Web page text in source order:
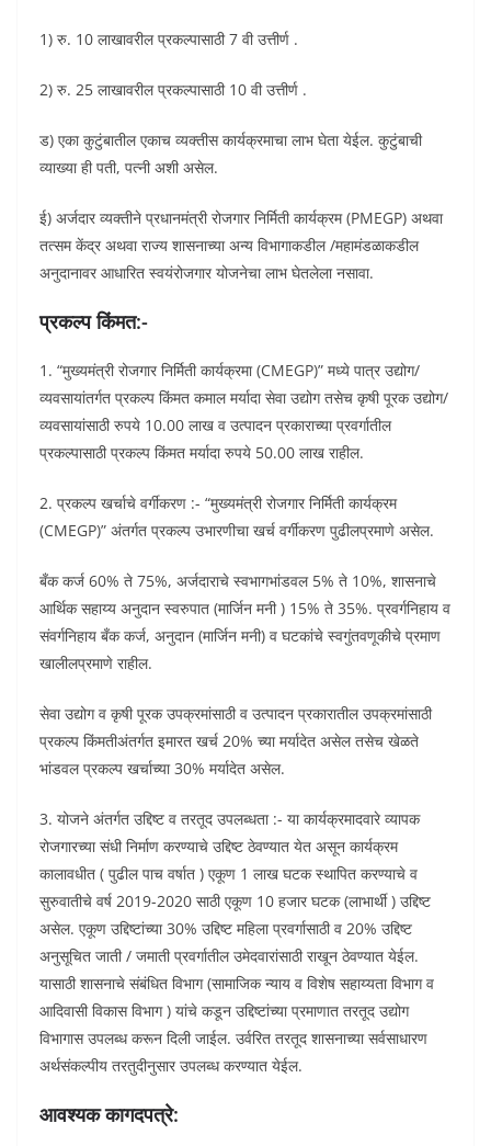
1) रु. 10 लाखावरील प्रकल्पासाठी 7 वी उत्तीर्ण .
2) रु. 25 लाखावरील प्रकल्पासाठी 10 वी उत्तीर्ण .
ड) एका कुटुंबातील एकाच व्यक्तीस कार्यक्रमाचा लाभ घेता येईल. कुटुंबाची
व्याख्या ही पती, पत्नी अशी असेल.
ई) अर्जदार व्यक्तीने प्रधानमंत्री रोजगार निर्मिती कार्यक्रम (PMEGP) अथवा
तत्सम केंद्र अथवा राज्य शासनाच्या अन्य विभागाकडील /महामंडळाकडील
अनुदानावर आधारित स्वयंरोजगार योजनेचा लाभ घेतलेला नसावा.
प्रकल्प किंमत:-
1. “मुख्यमंत्री रोजगार निर्मिती कार्यक्रमा (CMEGP)” मध्ये पात्र उद्योग/
व्यवसायांतर्गत प्रकल्प किंमत कमाल मर्यादा सेवा उद्योग तसेच कृषी पूरक उद्योग/
व्यवसायांसाठी रुपये 10.00 लाख व उत्पादन प्रकाराच्या प्रवर्गातील
प्रकल्पासाठी प्रकल्प किंमत मर्यादा रुपये 50.00 लाख राहील.
2. प्रकल्प खर्चाचे वर्गीकरण :- “मुख्यमंत्री रोजगार निर्मिती कार्यक्रम
(CMEGP)” अंतर्गत प्रकल्प उभारणीचा खर्च वर्गीकरण पुढीलप्रमाणे असेल.
बँक कर्ज 60% ते 75%, अर्जदाराचे स्वभागभांडवल 5% ते 10%, शासनाचे
आर्थिक सहाय्य अनुदान स्वरुपात (मार्जिन मनी ) 15% ते 35%. प्रवर्गनिहाय व
संवर्गनिहाय बँक कर्ज, अनुदान (मार्जिन मनी) व घटकांचे स्वगुंतवणूकीचे प्रमाण
खालीलप्रमाणे राहील.
सेवा उद्योग व कृषी पूरक उपक्रमांसाठी व उत्पादन प्रकारातील उपक्रमांसाठी
प्रकल्प किंमतीअंतर्गत इमारत खर्च 20% च्या मर्यादेत असेल तसेच खेळते
भांडवल प्रकल्प खर्चाच्या 30% मर्यादेत असेल.
3. योजने अंतर्गत उद्दिष्ट व तरतूद उपलब्धता :- या कार्यक्रमादवारे व्यापक
रोजगारच्या संधी निर्माण करण्याचे उद्दिष्ट ठेवण्यात येत असून कार्यक्रम
कालावधीत ( पुढील पाच वर्षात ) एकूण 1 लाख घटक स्थापित करण्याचे व
सुरुवातीचे वर्ष 2019-2020 साठी एकूण 10 हजार घटक (लाभार्थी ) उद्दिष्ट
असेल. एकूण उद्दिष्टांच्या 30% उद्दिष्ट महिला प्रवर्गासाठी व 20% उद्दिष्ट
अनुसूचित जाती / जमाती प्रवर्गातील उमेदवारांसाठी राखून ठेवण्यात येईल.
यासाठी शासनाचे संबंधित विभाग (सामाजिक न्याय व विशेष सहाय्यता विभाग व
आदिवासी विकास विभाग ) यांचे कडून उद्दिष्टांच्या प्रमाणात तरतूद उद्योग
विभागास उपलब्ध करून दिली जाईल. उर्वरित तरतूद शासनाच्या सर्वसाधारण
अर्थसंकल्पीय तरतुदीनुसार उपलब्ध करण्यात येईल.
आवश्यक कागदपत्रे: